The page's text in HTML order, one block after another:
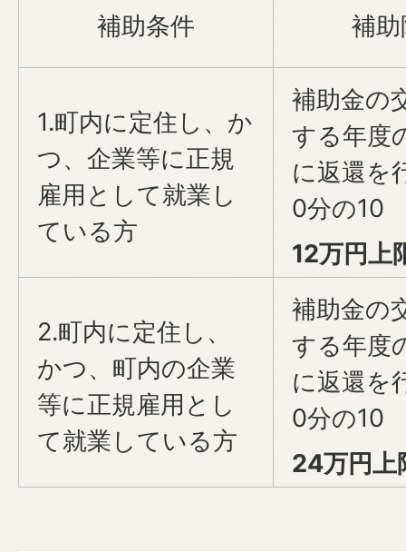
補助条件 補
1.町内に定住し、か
つ、企業等に正規
雇用として就業し
ている方
補助金の
する年度
に返還を
0分の10
12万円上
2.町内に定住し、
かつ、町内の企業
等に正規雇用とし
て就業している方
補助金の
する年度
に返還を
0分の10
24万円上